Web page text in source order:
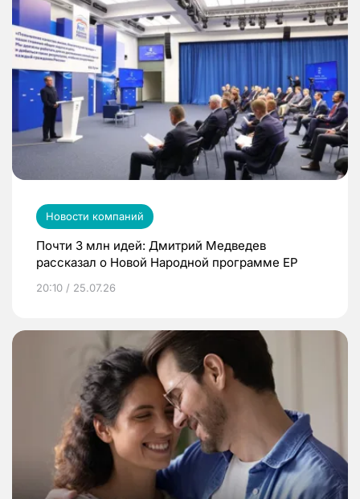
Новости компаний
Почти 3 млн идей: Дмитрий Медведев
рассказал о Новой Народной программе ЕР
20:10 / 25.07.26